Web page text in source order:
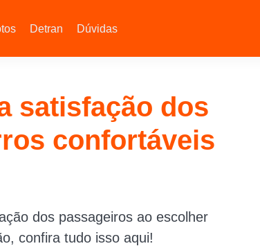
Detran Dúvidas
satisfação dos
confortáveis
dos passageiros ao escolher
confira tudo isso aqui!